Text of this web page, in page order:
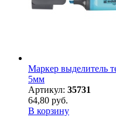
Маркер выделитель
5мм
Артикул: 35731
64,80 руб.
В корзину